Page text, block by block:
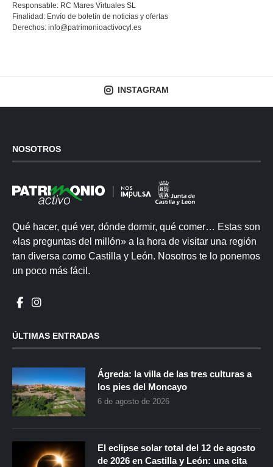
Responsable: RC Mares Virtuales SL
Finalidad: Envío de boletín de noticias y ofertas
Derechos: info@patrimonioactivocyl.es
INSTAGRAM
NOSOTROS
Qué hacer, qué ver, dónde dormir, qué comer… Estas son
«las preguntas del millón» a la hora de visitar una región
tan diversa como Castilla y León. Nosotros te lo ponemos
un poco más fácil.
ÚLTIMAS ENTRADAS
Ágreda: la villa de las tres culturas a
los pies del Moncayo
6 de agosto de 2026
El eclipse solar total del 12 de agosto
de 2026 en Castilla y León: una cita